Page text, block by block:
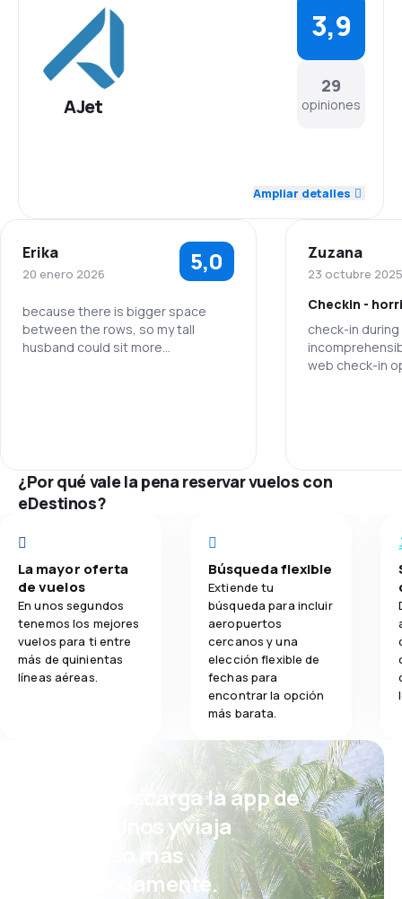
AJet
29
opiniones
3,9
Red de vuelos 3,8
Precio de los tiquetes 4,0
Comodidad del viaje 3,8
Ampliar detalles
Erika
20 enero 2026 5,0
because there is bigger space
between the rows, so my tall
husband could sit more
Zuzana
23 octubre 2025
Checkin -
check-in during
web check-in
at least one
Red de vuelos
Precio de
Comodidad
Transporte
¿Por qué vale la pena reservar vuelos con
eDestinos?
La mayor oferta
de vuelos
En unos segundos
tenemos los mejores
vuelos para ti entre
más de quinientas
líneas aéreas.
Búsqueda flexible
Extiende tu
búsqueda para incluir
aeropuertos
cercanos y una
elección flexible de
fechas para
encontrar la opción
más barata.
¡Eh! Descarga la app de
eDestinos y viaja
incluso más
cómodamente.